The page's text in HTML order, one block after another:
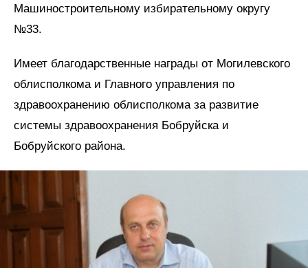
Машиностроительному избирательному округу
№33.
Имеет благодарственные награды от Могилевского
облисполкома и Главного управления по
здравоохранению облисполкома за развитие
системы здравоохранения Бобруйска и
Бобруйского района.